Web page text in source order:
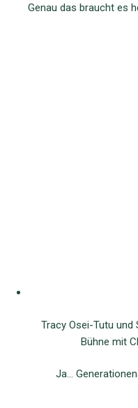
Genau das braucht es
Tracy Osei-Tutu
Bühne mit
Ja…